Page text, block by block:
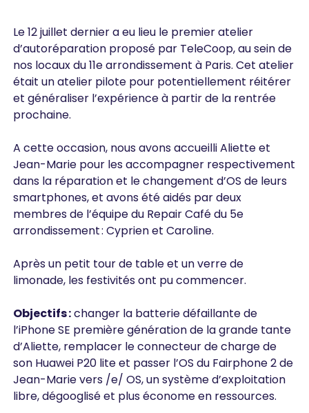
Le 12 juillet dernier a eu lieu le premier atelier
d’autoréparation proposé par TeleCoop, au sein de
nos locaux du 11e arrondissement à Paris. Cet atelier
était un atelier pilote pour potentiellement réitérer
et généraliser l’expérience à partir de la rentrée
prochaine.
A cette occasion, nous avons accueilli Aliette et
Jean-Marie pour les accompagner respectivement
dans la réparation et le changement d’OS de leurs
smartphones, et avons été aidés par deux
membres de l’équipe du Repair Café du 5e
arrondissement : Cyprien et Caroline.
Après un petit tour de table et un verre de
limonade, les festivités ont pu commencer.
Objectifs :changer la batterie défaillante de
l’iPhone SE première génération de la grande tante
d’Aliette, remplacer le connecteur de charge de
son Huawei P20 lite et passer l’OS du Fairphone 2 de
Jean-Marie vers /e/ OS, un système d’exploitation
libre, dégooglisé et plus économe en ressources.